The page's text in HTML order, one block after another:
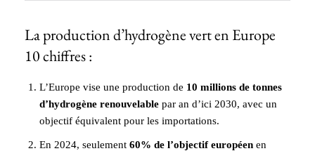
La production d’hydrogène vert en Europe
10 chiffres :
L’Europe vise une production de 10 millions de tonnes
d’hydrogène renouvelable par an d’ici 2030, avec un
objectif équivalent pour les importations.
En 2024, seulement 60% de l’objectif européen en